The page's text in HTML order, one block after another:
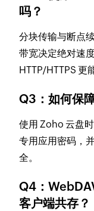
吗？
分块传输与断点
带宽决定绝对速
HTTP/HTTPS 更
Q3：如何保
使用 Zoho 云盘
专用应用密码，
全。
Q4：
客户端共存？